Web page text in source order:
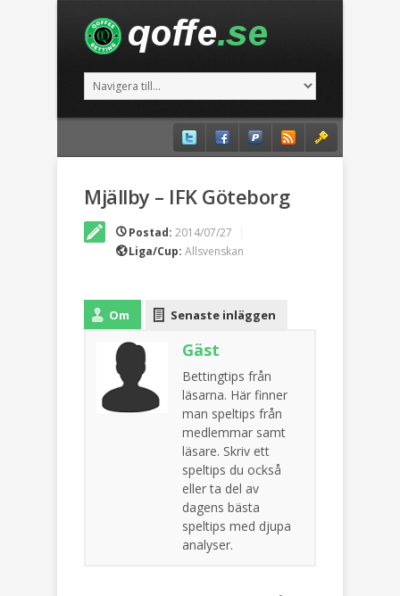
Mjällby – IFK Göteborg
Postad: 2014/07/27
Liga/Cup: Allsvenskan
Om Senaste inläggen
Gäst
Bettingtips från
läsarna. Här finner
man speltips från
medlemmar samt
läsare. Skriv ett
speltips du också
eller ta del av
dagens bästa
speltips med djupa
analyser.